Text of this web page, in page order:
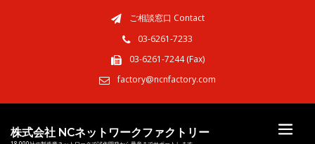
ご相談窓口 Contact
03-6261-7233
03-6261-7244 (Fax)
factory@ncnfactory.com
株式会社 NCネットワークファクトリー